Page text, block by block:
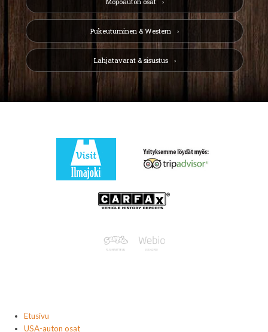
Pukeutuminen & Western
Lahjatavarat & sisustus
Etusivu
USA-auton osat